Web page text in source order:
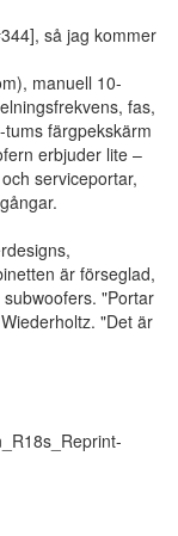
så jag kommer
manuell 10-
fas,
färgpekskärm
erbjuder lite –
serviceportar,
är förseglad,
"Portar
"Det är